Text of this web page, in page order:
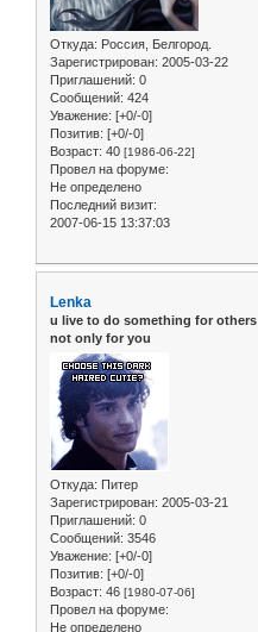
Откуда: Россия, Белгород.
Зарегистрирован: 2005-03-22
Приглашений: 0
Сообщений: 424
Уважение: [+0/-0]
Позитив: [+0/-0]
Возраст: 40 [1986-06-22]
Провел на форуме:
Не определено
Последний визит:
2007-06-15 13:37:03
Lenka
u live to do something for others
not only for you
Откуда: Питер
Зарегистрирован: 2005-03-21
Приглашений: 0
Сообщений: 3546
Уважение: [+0/-0]
Позитив: [+0/-0]
Возраст: 46 [1980-07-06]
Провел на форуме:
Не определено